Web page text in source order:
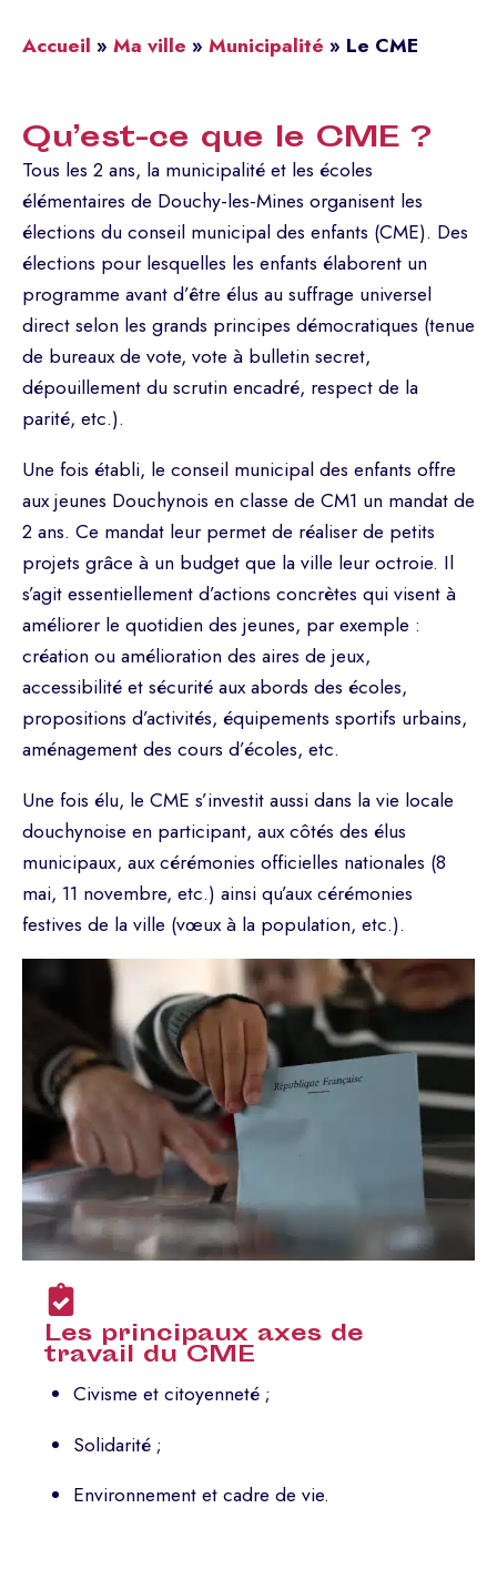
Accueil » Ma ville » Municipalité » Le CME
Qu’est-ce que le CME ?
Tous les 2 ans, la municipalité et les écoles
élémentaires de Douchy-les-Mines organisent les
élections du conseil municipal des enfants (CME). Des
élections pour lesquelles les enfants élaborent un
programme avant d’être élus au suffrage universel
direct selon les grands principes démocratiques (tenue
de bureaux de vote, vote à bulletin secret,
dépouillement du scrutin encadré, respect de la
parité, etc.).
Une fois établi, le conseil municipal des enfants offre
aux jeunes Douchynois en classe de CM1 un mandat de
2 ans. Ce mandat leur permet de réaliser de petits
projets grâce à un budget que la ville leur octroie. Il
s’agit essentiellement d’actions concrètes qui visent à
améliorer le quotidien des jeunes, par exemple :
création ou amélioration des aires de jeux,
accessibilité et sécurité aux abords des écoles,
propositions d’activités, équipements sportifs urbains,
aménagement des cours d’écoles, etc.
Une fois élu, le CME s’investit aussi dans la vie locale
douchynoise en participant, aux côtés des élus
municipaux, aux cérémonies officielles nationales (8
mai, 11 novembre, etc.) ainsi qu’aux cérémonies
festives de la ville (vœux à la population, etc.).
Les principaux axes de
travail du CME
Civisme et citoyenneté ;
Solidarité ;
Environnement et cadre de vie.